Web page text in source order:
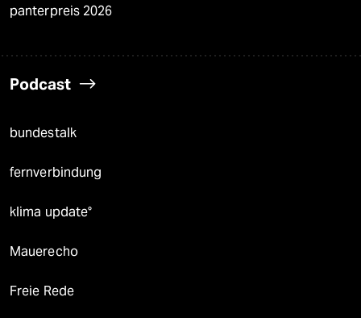
panterpreis 2026
Podcast
bundestalk
fernverbindung
klima update°
Mauerecho
Freie Rede